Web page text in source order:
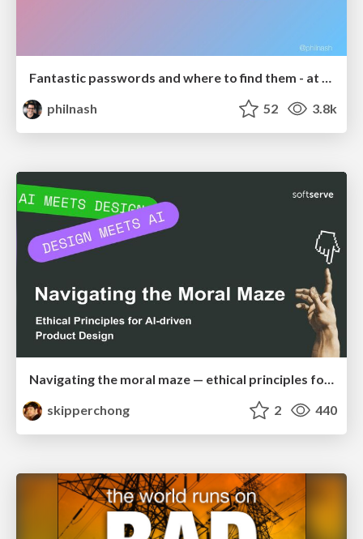
Fantastic passwords and where to find them - at NoRuKo
philnash
52 3.8k
Navigating the moral maze — ethical principles for Al-driven product design
skipperchong
2 440